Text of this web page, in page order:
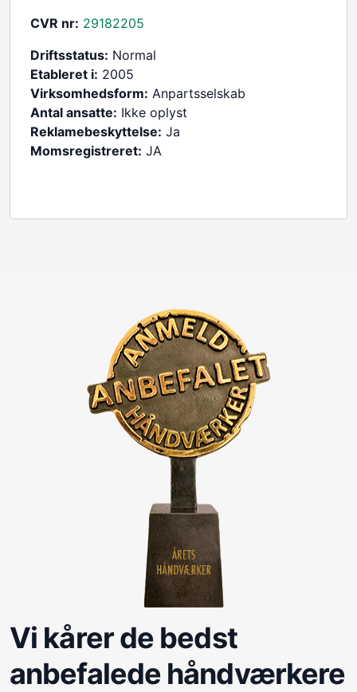
CVR nr: 29182205
Driftsstatus: Normal
Etableret i: 2005
Virksomhedsform: Anpartsselskab
Antal ansatte: Ikke oplyst
Reklamebeskyttelse: Ja
Momsregistreret: JA
Vi kårer de bedst
anbefalede håndværkere